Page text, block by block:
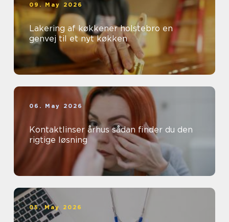
09. May 2026
Lakering af køkkener holstebro en
genvej til et nyt køkken
06. May 2026
Kontaktlinser århus sådan finder du den
rigtige løsning
05. May 2026